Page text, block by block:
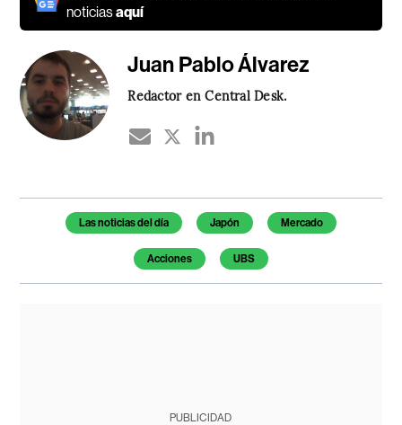
noticiasaquí
Juan Pablo Álvarez
Redactor en Central Desk.
Temas de este artículo
Las noticias del día Japón Mercado
Acciones UBS
PUBLICIDAD